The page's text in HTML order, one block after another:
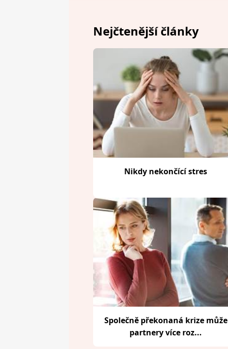
Nejčtenější články
Nikdy nekončící stres
Společně překonaná krize může
partnery více roz...